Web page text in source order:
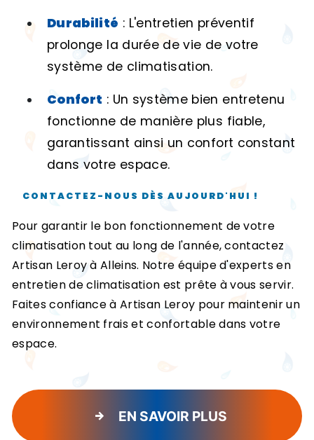
Durabilité : L'entretien préventif
prolonge la durée de vie de votre
système de climatisation.
Confort : Un système bien entretenu
fonctionne de manière plus fiable,
garantissant ainsi un confort constant
dans votre espace.
CONTACTEZ-NOUS DÈS AUJOURD'HUI !
Pour garantir le bon fonctionnement de votre
climatisation tout au long de l'année, contactez
Artisan Leroy à Alleins. Notre équipe d'experts en
entretien de climatisation est prête à vous servir.
Faites confiance à Artisan Leroy pour maintenir un
environnement frais et confortable dans votre
espace.
EN SAVOIR PLUS